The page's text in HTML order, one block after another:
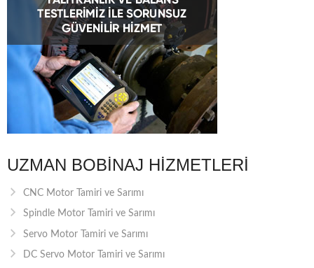
UZMAN BOBINAJ HIZMETLERI
CNC Motor Tamiri ve Sarımı
Spindle Motor Tamiri ve Sarımı
Servo Motor Tamiri ve Sarımı
DC Servo Motor Tamiri ve Sarımı